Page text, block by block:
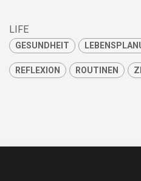
LIFE
GESUNDHEIT
REFLEXION ROUTINEN